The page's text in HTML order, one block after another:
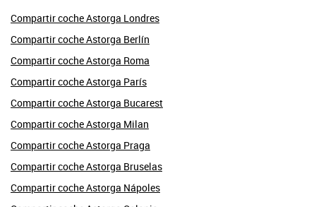
Compartir coche Astorga Londres
Compartir coche Astorga Berlín
Compartir coche Astorga Roma
Compartir coche Astorga París
Compartir coche Astorga Bucarest
Compartir coche Astorga Milan
Compartir coche Astorga Praga
Compartir coche Astorga Bruselas
Compartir coche Astorga Nápoles